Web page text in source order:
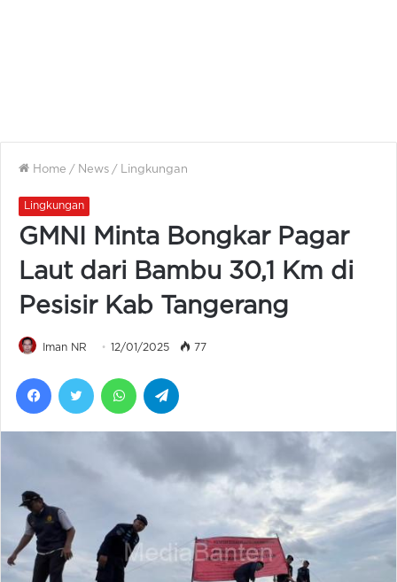
Home / News / Lingkungan
Lingkungan
GMNI Minta Bongkar Pagar
Laut dari Bambu 30,1 Km di
Pesisir Kab Tangerang
Iman NR 12/01/2025 77
FacebookTwitter WhatsApp